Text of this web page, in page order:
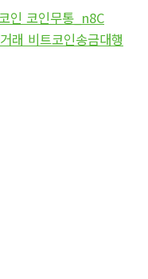
인 코인무통_n8C
래 비트코인송금대행